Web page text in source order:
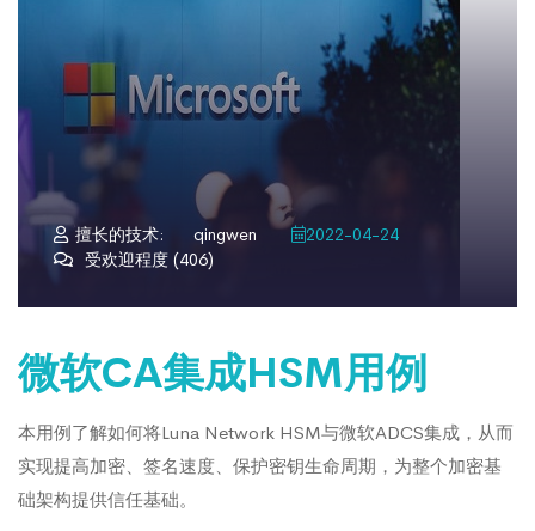
擅长的技术: qingwen
2022-04-24
受欢迎程度 (406)
微软CA集成HSM用例
本用例了解如何将Luna Network HSM与微软ADCS集成，从而
实现提高加密、签名速度、保护密钥生命周期，为整个加密基
础架构提供信任基础。